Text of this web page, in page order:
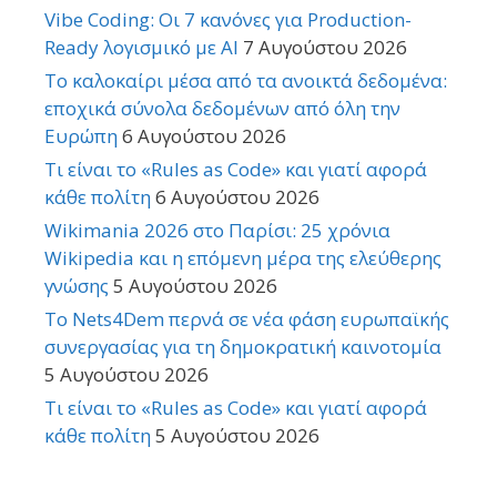
Vibe Coding: Οι 7 κανόνες για Production-
Ready λογισμικό με AI 7 Αυγούστου 2026
Το καλοκαίρι μέσα από τα ανοικτά δεδομένα:
εποχικά σύνολα δεδομένων από όλη την
Ευρώπη6 Αυγούστου 2026
Τι είναι το «Rules as Code» και γιατί αφορά
κάθε πολίτη6 Αυγούστου 2026
Wikimania 2026 στο Παρίσι: 25 χρόνια
Wikipedia και η επόμενη μέρα της ελεύθερης
γνώσης 5 Αυγούστου 2026
Το Nets4Dem περνά σε νέα φάση ευρωπαϊκής
συνεργασίας για τη δημοκρατική καινοτομία
5 Αυγούστου 2026
Τι είναι το «Rules as Code» και γιατί αφορά
κάθε πολίτη5 Αυγούστου 2026